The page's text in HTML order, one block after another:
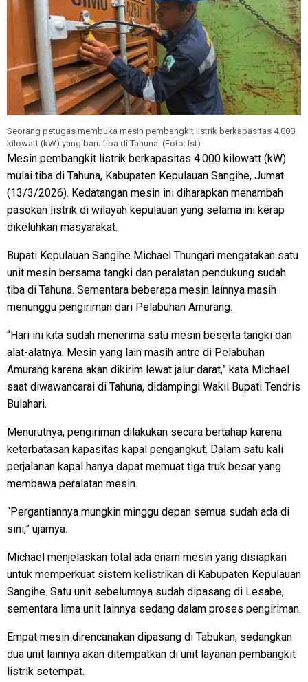
Seorang petugas membuka mesin pembangkit listrik berkapasitas 4.000
kilowatt (kW) yang baru tiba di Tahuna. (Foto: Ist)
Mesin pembangkit listrik berkapasitas 4.000 kilowatt (kW)
mulai tiba di Tahuna, Kabupaten Kepulauan Sangihe, Jumat
(13/3/2026). Kedatangan mesin ini diharapkan menambah
pasokan listrik di wilayah kepulauan yang selama ini kerap
dikeluhkan masyarakat.
Bupati Kepulauan Sangihe Michael Thungari mengatakan satu
unit mesin bersama tangki dan peralatan pendukung sudah
tiba di Tahuna. Sementara beberapa mesin lainnya masih
menunggu pengiriman dari Pelabuhan Amurang.
“Hari ini kita sudah menerima satu mesin beserta tangki dan
alat-alatnya. Mesin yang lain masih antre di Pelabuhan
Amurang karena akan dikirim lewat jalur darat,” kata Michael
saat diwawancarai di Tahuna, didampingi Wakil Bupati Tendris
Bulahari.
Menurutnya, pengiriman dilakukan secara bertahap karena
keterbatasan kapasitas kapal pengangkut. Dalam satu kali
perjalanan kapal hanya dapat memuat tiga truk besar yang
membawa peralatan mesin.
“Pergantiannya mungkin minggu depan semua sudah ada di
sini,” ujarnya.
Michael menjelaskan total ada enam mesin yang disiapkan
untuk memperkuat sistem kelistrikan di Kabupaten Kepulauan
Sangihe. Satu unit sebelumnya sudah dipasang di Lesabe,
sementara lima unit lainnya sedang dalam proses pengiriman.
Empat mesin direncanakan dipasang di Tabukan, sedangkan
dua unit lainnya akan ditempatkan di unit layanan pembangkit
listrik setempat.